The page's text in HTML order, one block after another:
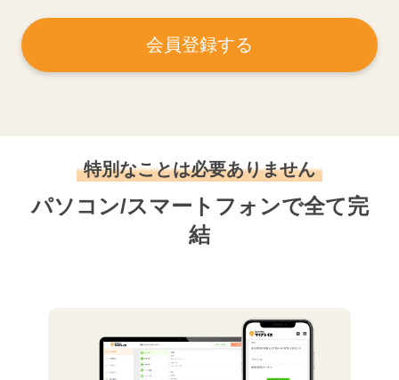
会員登録する
特別なことは必要ありません
パソコン/スマートフォンで全て完
結